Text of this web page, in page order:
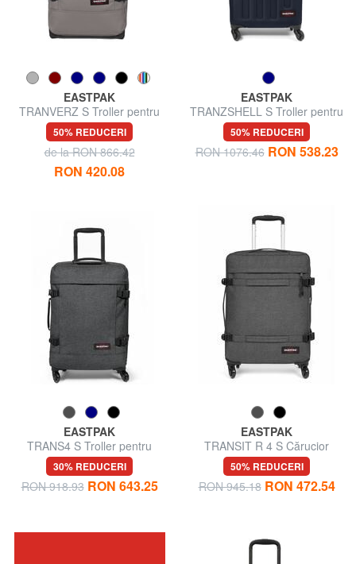
EASTPAK
TRANVERZ S Troller pentru
bagaje de mână
50% REDUCERI
de la RON 866.42
RON 420.08
EASTPAK
TRANZSHELL S Troller pentru
bagaje de mână
50% REDUCERI
RON 1076.46 RON 538.23
EASTPAK
TRANS4 S Troller pentru
bagaje de mână
30% REDUCERI
RON 918.93 RON 643.25
EASTPAK
TRANSIT R 4 S Cărucior
pentru bagaje de mână
50% REDUCERI
RON 945.18 RON 472.54